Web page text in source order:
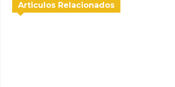
Articulos Relacionados